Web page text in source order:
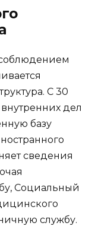
С 30
дел
базу
сведения
Социальный
службу.